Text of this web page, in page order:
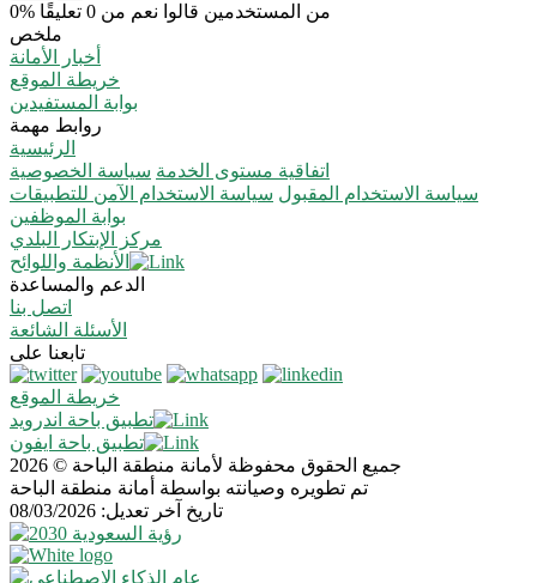
0% من المستخدمين قالوا نعم من 0 تعليقًا
ملخص
أخبار الأمانة
خريطة الموقع
بوابة المستفيدين
روابط مهمة
الرئيسية
سياسة الخصوصية اتفاقية مستوى الخدمة
سياسة الاستخدام الآمن للتطبيقات سياسة الاستخدام المقبول
بوابة الموظفين
مركز الإبتكار البلدي
الأنظمة واللوائح
الدعم والمساعدة
اتصل بنا
الأسئلة الشائعة
تابعنا على
خريطة الموقع
تطبيق باحة اندرويد
تطبيق باحة ايفون
جميع الحقوق محفوظة لأمانة منطقة الباحة © 2026
تم تطويره وصيانته بواسطة أمانة منطقة الباحة
تاريخ آخر تعديل: 08/03/2026